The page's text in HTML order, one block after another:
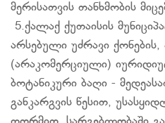
მერისათვის თანხმობის
5.ქალაქ ქუთაისის
არსებული უძრავი ქონების,
(არაკომერციული)
ბოტანიკური ბაღი -
განკარგვის წესით,